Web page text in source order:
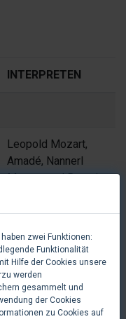
INTERPRETEN
Leopold Mozart,
Amadé, Nannerl
Mozart, und Baronin
sowie das
Wolfgang Amadeus
Mozart, und Graf
Arco, sowie das
Ensemble
zwei Funktionen:
Funktionalität
Hilfe der Cookies unsere
werden
gesammelt und
der Cookies
zu Cookies auf